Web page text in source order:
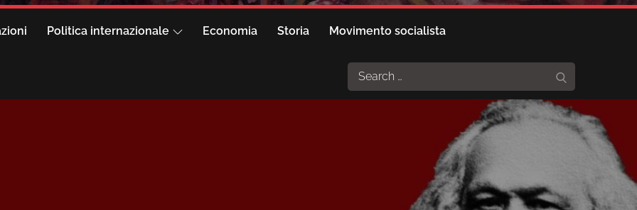
Politica internazionale Economia Storia Movimento socialista
Search
for: